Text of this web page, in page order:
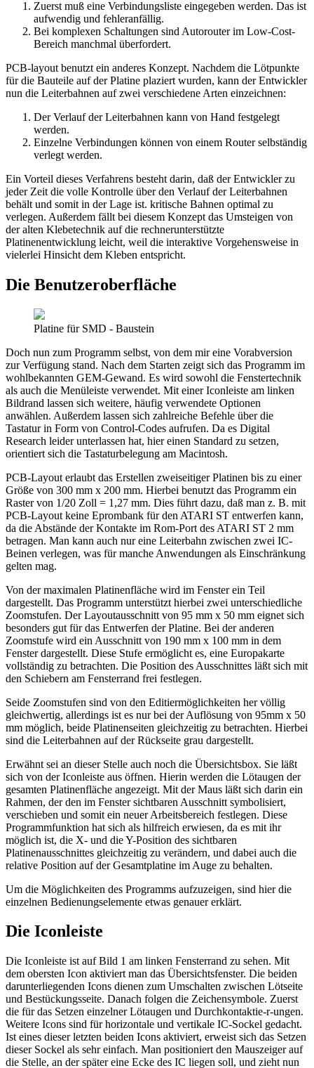
Zuerst muß eine Verbindungsliste eingegeben werden. Das ist
aufwendig und fehleranfällig.
Bei komplexen Schaltungen sind Autorouter im Low-Cost-
Bereich manchmal überfordert.
PCB-layout benutzt ein anderes Konzept. Nachdem die Lötpunkte
für die Bauteile auf der Platine plaziert wurden, kann der Entwickler
nun die Leiterbahnen auf zwei verschiedene Arten einzeichnen:
Der Verlauf der Leiterbahnen kann von Hand festgelegt
werden.
Einzelne Verbindungen können von einem Router selbständig
verlegt werden.
Ein Vorteil dieses Verfahrens besteht darin, daß der Entwickler zu
jeder Zeit die volle Kontrolle über den Verlauf der Leiterbahnen
behält und somit in der Lage ist. kritische Bahnen optimal zu
verlegen. Außerdem fällt bei diesem Konzept das Umsteigen von
der alten Klebetechnik auf die rechnerunterstützte
Platinenentwicklung leicht, weil die interaktive Vorgehensweise in
vielerlei Hinsicht dem Kleben entspricht.
Die Benutzeroberfläche
Platine für SMD - Baustein
Doch nun zum Programm selbst, von dem mir eine Vorabversion
zur Verfügung stand. Nach dem Starten zeigt sich das Programm im
wohlbekannten GEM-Gewand. Es wird sowohl die Fenstertechnik
als auch die Menüleiste verwendet. Mit einer Iconleiste am linken
Bildrand lassen sich weitere, häufig verwendete Optionen
anwählen. Außerdem lassen sich zahlreiche Befehle über die
Tastatur in Form von Control-Codes aufrufen. Da es Digital
Research leider unterlassen hat, hier einen Standard zu setzen,
orientiert sich die Tastaturbelegung am Macintosh.
PCB-Layout erlaubt das Erstellen zweiseitiger Platinen bis zu einer
Größe von 300 mm x 200 mm. Hierbei benutzt das Programm ein
Raster von 1/20 Zoll = 1,27 mm. Dies führt dazu, daß man z. B. mit
PCB-Layout keine Eprombank für den ATARI ST entwerfen kann,
da die Abstände der Kontakte im Rom-Port des ATARI ST 2 mm
betragen. Man kann auch nur eine Leiterbahn zwischen zwei IC-
Beinen verlegen, was für manche Anwendungen als Einschränkung
gelten mag.
Von der maximalen Platinenfläche wird im Fenster ein Teil
dargestellt. Das Programm unterstützt hierbei zwei unterschiedliche
Zoomstufen. Der Layoutausschnitt von 95 mm x 50 mm eignet sich
besonders gut für das Entwerfen der Platine. Bei der anderen
Zoomstufe wird ein Ausschnitt von 190 mm x 100 mm in dem
Fenster dargestellt. Diese Stufe ermöglicht es, eine Europakarte
vollständig zu betrachten. Die Position des Ausschnittes läßt sich mit
den Schiebern am Fensterrand frei festlegen.
Seide Zoomstufen sind von den Editiermöglichkeiten her völlig
gleichwertig, allerdings ist es nur bei der Auflösung von 95mm x 50
mm möglich, beide Platinenseiten gleichzeitig zu betrachten. Hierbei
sind die Leiterbahnen auf der Rückseite grau dargestellt.
Erwähnt sei an dieser Stelle auch noch die Übersichtsbox. Sie läßt
sich von der Iconleiste aus öffnen. Hierin werden die Lötaugen der
gesamten Platinenfläche angezeigt. Mit der Maus läßt sich darin ein
Rahmen, der den im Fenster sichtbaren Ausschnitt symbolisiert,
verschieben und somit ein neuer Arbeitsbereich festlegen. Diese
Programmfunktion hat sich als hilfreich erwiesen, da es mit ihr
möglich ist, die X- und die Y-Position des sichtbaren
Platinenausschnittes gleichzeitig zu verändern, und dabei auch die
relative Position auf der Gesamtplatine im Auge zu behalten.
Um die Möglichkeiten des Programms aufzuzeigen, sind hier die
einzelnen Bedienungselemente etwas genauer erklärt.
Die Iconleiste
Die Iconleiste ist auf Bild 1 am linken Fensterrand zu sehen. Mit
dem obersten Icon aktiviert man das Übersichtsfenster. Die beiden
darunterliegenden Icons dienen zum Umschalten zwischen Lötseite
und Bestückungsseite. Danach folgen die Zeichensymbole. Zuerst
die für das Setzen einzelner Lötaugen und Durchkontaktie-r-ungen.
Weitere Icons sind für horizontale und vertikale IC-Sockel gedacht.
Ist eines dieser letzten beiden Icons aktiviert, erweist sich das Setzen
dieser Sockel als sehr einfach. Man positioniert den Mauszeiger auf
die Stelle, an der später eine Ecke des IC liegen soll, und zieht nun